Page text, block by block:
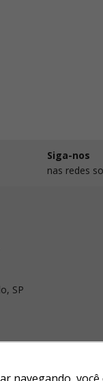
Siga-nos
nas redes
SP